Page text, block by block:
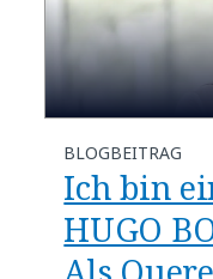
BLOGBEITRAG
Ich bin
HUGO